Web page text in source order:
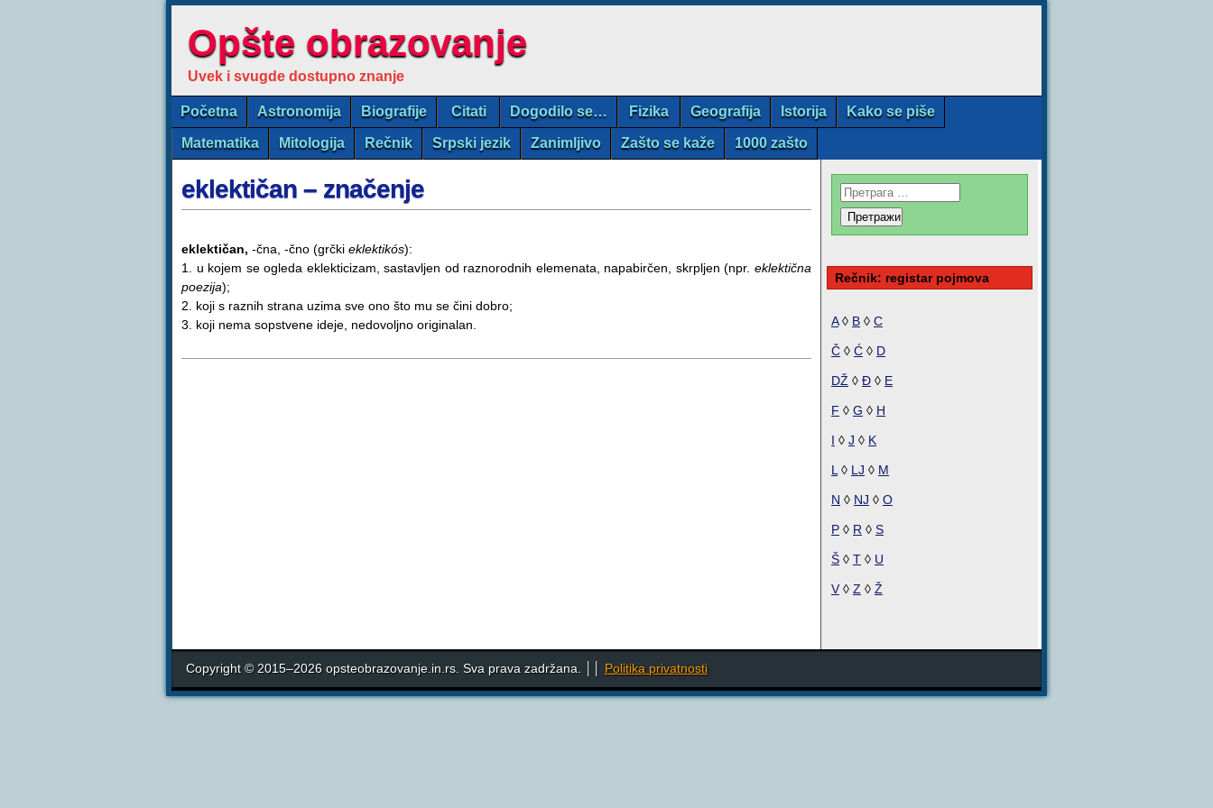
Opšte obrazovanje
Uvek i svugde dostupno znanje
Početna Astronomija Biografije Citati Dogodilo se… Fizika Geografija Istorija Kako se piše
Matematika Mitologija Rečnik Srpski jezik Zanimljivo Zašto se kaže 1000 zašto
eklektičan – značenje
eklektičan, -čna, -čno (grčki eklektikós):
1. u kojem se ogleda eklekticizam, sastavljen od raznorodnih elemenata, napabirčen, skrpljen (npr. eklektična
poezija);
2. koji s raznih strana uzima sve ono što mu se čini dobro;
3. koji nema sopstvene ideje, nedovoljno originalan.
Rečnik: registar pojmova
A◊ B ◊ C
Č ◊ Ć ◊ D
DŽ ◊ Đ ◊ E
F ◊ G ◊ H
I ◊ J ◊ K
L ◊ LJ ◊ M
N ◊ NJ ◊ O
P ◊ R ◊ S
Š ◊ T ◊ U
V ◊ Z ◊ Ž
Copyright © 2015–2026 opsteobrazovanje.in.rs. Sva prava zadržana. ││ Politika privatnosti